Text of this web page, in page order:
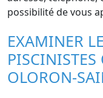
possibilité de vous
EXAMINER
PISCINISTES
OLORON-